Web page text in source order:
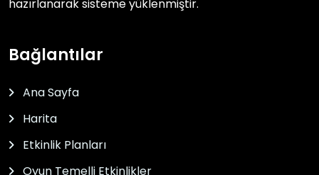
hazırlanarak sisteme yüklenmiştir.
Bağlantılar
Ana Sayfa
Harita
Etkinlik Planları
Oyun Temelli Etkinlikler